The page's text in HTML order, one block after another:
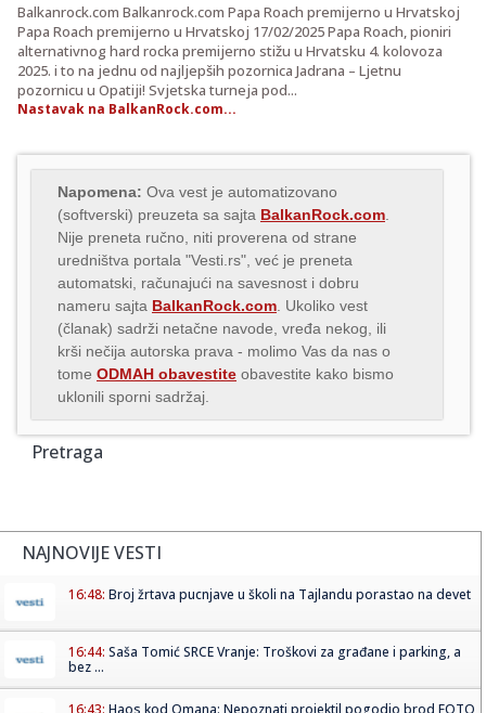
Balkanrock.com Balkanrock.com Papa Roach premijerno u Hrvatskoj
Papa Roach premijerno u Hrvatskoj 17/02/2025 Papa Roach, pioniri
alternativnog hard rocka premijerno stižu u Hrvatsku 4. kolovoza
2025. i to na jednu od najljepših pozornica Jadrana – Ljetnu
pozornicu u Opatiji! Svjetska turneja pod...
Nastavak na BalkanRock.com...
Napomena: Ova vest je automatizovano
(softverski) preuzeta sa sajta BalkanRock.com
Nije preneta ručno, niti proverena od strane
uredništva portala "Vesti.rs", već je preneta
automatski, računajući na savesnost i dobru
nameru sajta BalkanRock.com . Ukoliko vest
(članak) sadrži netačne navode, vređa nekog, ili
krši nečija autorska prava - molimo Vas da nas o
tome ODMAH obavestite obavestite kako bismo
uklonili sporni sadržaj.
Pretraga
NAJNOVIJE VESTI
16:48: Broj žrtava pucnjave u školi na Tajlandu porastao na devet
16:44: Saša Tomić SRCE Vranje: Troškovi za građane i parking, a
bez ...
16:43: Haos kod Omana: Nepoznati projektil pogodio brod FOTO